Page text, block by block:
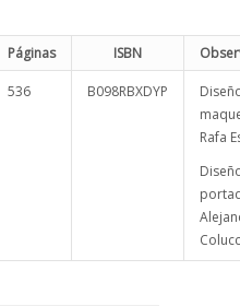
Páginas ISBN
536 B098RBXDYP
Rafa